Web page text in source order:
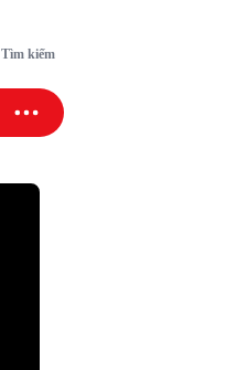
Tìm kiếm
SAO SPORT